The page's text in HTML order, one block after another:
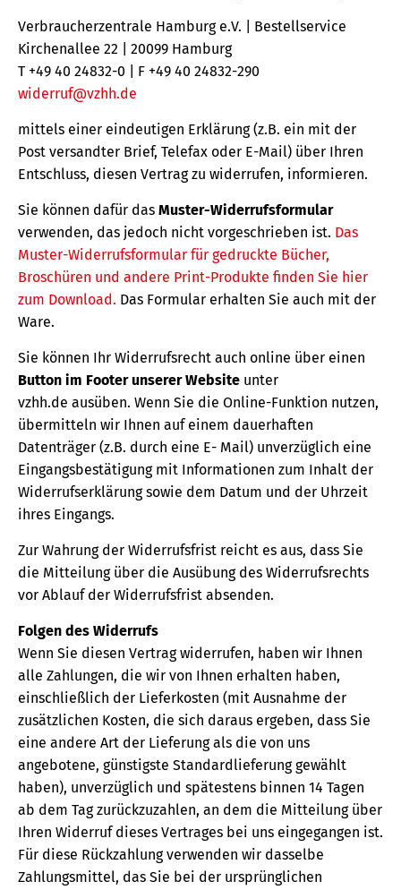
Verbraucherzentrale Hamburg e.V. | Bestellservice
Kirchenallee 22 | 20099 Hamburg
T +49 40 24832-0 | F +49 40 24832-290
widerruf@vzhh.de
mittels einer eindeutigen Erklärung (z.B. ein mit der
Post versandter Brief, Telefax oder E-Mail) über Ihren
Entschluss, diesen Vertrag zu widerrufen, informieren.
Sie können dafür das Muster-Widerrufsformular
verwenden, das jedoch nicht vorgeschrieben ist. Das
Muster-Widerrufsformular für gedruckte Bücher,
Broschüren und andere Print-Produkte finden Sie hier
zum Download. Das Formular erhalten Sie auch mit der
Ware.
Sie können Ihr Widerrufsrecht auch online über einen
Button im Footer unserer Website unter
vzhh.de ausüben. Wenn Sie die Online-Funktion nutzen,
übermitteln wir Ihnen auf einem dauerhaften
Datenträger (z.B. durch eine E- Mail) unverzüglich eine
Eingangsbestätigung mit Informationen zum Inhalt der
Widerrufserklärung sowie dem Datum und der Uhrzeit
ihres Eingangs.
Zur Wahrung der Widerrufsfrist reicht es aus, dass Sie
die Mitteilung über die Ausübung des Widerrufsrechts
vor Ablauf der Widerrufsfrist absenden.
Folgen des Widerrufs
Wenn Sie diesen Vertrag widerrufen, haben wir Ihnen
alle Zahlungen, die wir von Ihnen erhalten haben,
einschließlich der Lieferkosten (mit Ausnahme der
zusätzlichen Kosten, die sich daraus ergeben, dass Sie
eine andere Art der Lieferung als die von uns
angebotene, günstigste Standardlieferung gewählt
haben), unverzüglich und spätestens binnen 14 Tagen
ab dem Tag zurückzuzahlen, an dem die Mitteilung über
Ihren Widerruf dieses Vertrages bei uns eingegangen ist.
Für diese Rückzahlung verwenden wir dasselbe
Zahlungsmittel, das Sie bei der ursprünglichen